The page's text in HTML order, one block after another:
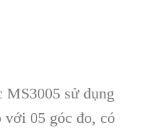
MS3005 sử dụng
05 góc đo, có